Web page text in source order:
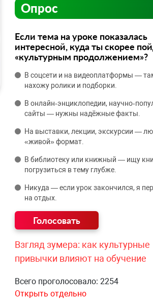
Опрос
Если тема на уроке показалась
интересной, куда ты скорее
«культурным продолжением»?
В соцсети и на видеоплатформы —
нахожу ролики и подборки.
В онлайн‑энциклопедии,
сайты — нужны надёжные факты.
На выставки, лекции, экскурсии —
«живой» формат.
В библиотеку или книжный — ищу
погрузиться в тему глубже.
Никуда — если урок закончился, я
на отдых.
Взгляд зумера: как культурные
привычки влияют на обучение
Всего проголосовало: 2254
Открыть отдельно